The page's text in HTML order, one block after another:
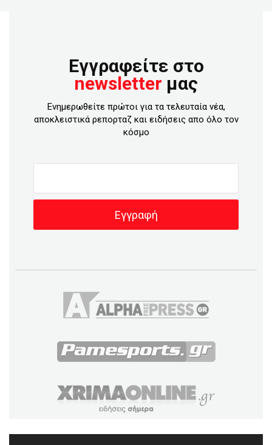
Εγγραφείτε στο
newsletter μας
Ενημερωθείτε πρώτοι για τα τελευταία νέα,
αποκλειστικά ρεπορταζ και ειδήσεις απο όλο τον
κόσμο